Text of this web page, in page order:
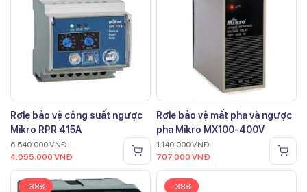
Rơle bảo vệ công suất ngược
Mikro RPR 415A
6.540.000VNĐ
4.055.000 VNĐ
Rơle bảo vệ mất pha và ngược
pha Mikro MX100-400V
1.140.000VNĐ
707.000 VNĐ
-38% -38%